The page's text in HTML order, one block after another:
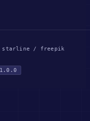
starline / freepik